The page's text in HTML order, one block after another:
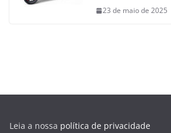
23 de maio de 2025
Leia a nossa política de privacidade